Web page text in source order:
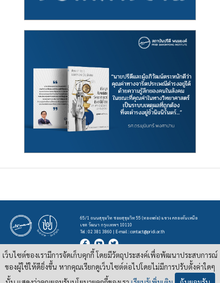
65/1 ถนนสุขุมวิท ซอยสุขุมวิท 55 (ทองหล่อ) แขวง คลองตันเหนือ
เขต วัฒนา กรุงเทพฯ 10110
Tel : 02 381 3860 | E-mail :contact@pridi.or.th
บทความ รูปภาพ และสื่ออื่นๆ ที่มีสัญลักษณ์ของสถาบันปรีดี พนมยงค์ ในเว็บไซต์https://pridi.or.th
เผยแพร่ภายใต้สัญญาอนุญาตครีเอทีฟคอมมอนส์แบบแสดงที่มา-ไม่ใช่เชิงพาณิชย์ 4.0 สากล
เว็บไซต์ของเรามีการจัดเก็บคุกกี้ โดยมีวัตถุประสงค์เพื่อพัฒนาประสบการณ์
ของผู้ใช้ให้ดียิ่งขึ้น หากคุณเรียกดูเว็บไซต์ต่อไปโดยไม่มีการปรับตั้งค่าใดๆ